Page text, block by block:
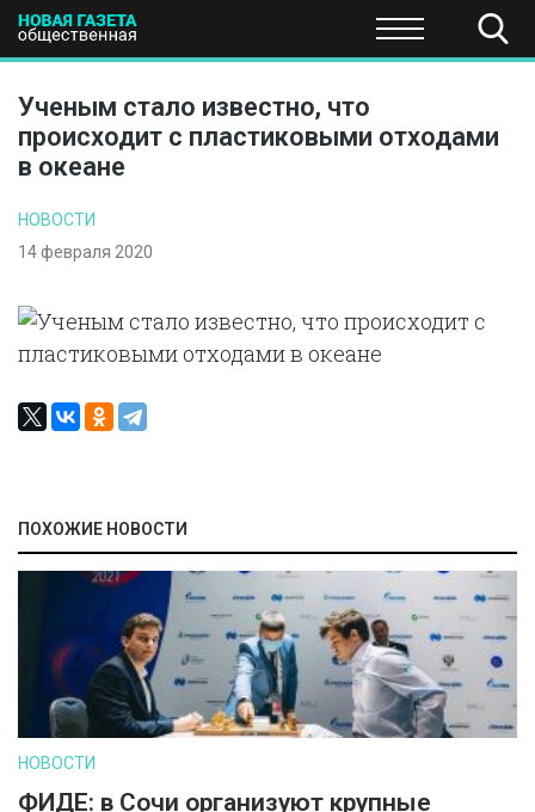
ПОЛИТИКА ЭКОНОМИКА НАУКА И
Ученым стало известно, что
происходит с пластиковыми отходами
в океане
НОВОСТИ
14 февраля 2020
ПОХОЖИЕ НОВОСТИ
НОВОСТИ
ФИДЕ: в Сочи организуют крупные